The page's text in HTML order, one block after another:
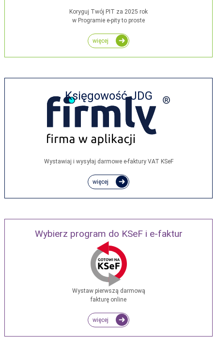
Koryguj Twój PIT za 2025 rok
w Programie e-pity to proste
więcej
Księgowość JDG
Wystawiaj i wysyłaj darmowe e‑faktury VAT KSeF
więcej
Wybierz program do KSeF i e-faktur
Wystaw pierwszą darmową
fakturę online
więcej